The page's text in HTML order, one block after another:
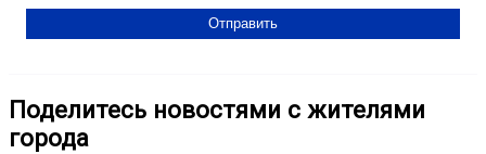
Поделитесь новостями с жителями
города